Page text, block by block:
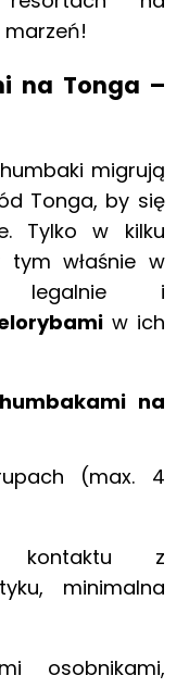
na Tonga –
migrują
Tonga, by się
Tylko w kilku
właśnie w
legalnie i
w ich
na
(max. 4
kontaktu z
minimalna
osobnikami,